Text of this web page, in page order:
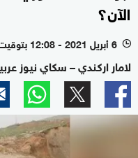
الآن؟
l 6 أبريل 2021 - 12:08 بتوقيت أبوظبي
لامار اركندي – سكاي نيوز